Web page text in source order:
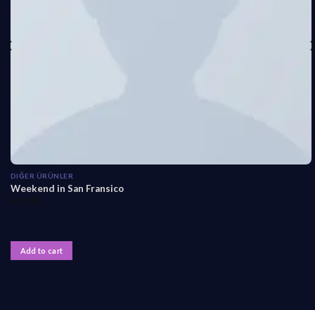
DIĞER ÜRÜNLER
Weekend in San Fransico
Add to cart